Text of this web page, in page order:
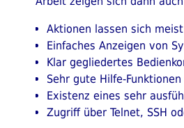
Aktionen lassen sich
Einfaches Anzeigen von
Klar gegliedertes
Sehr gute Hilfe-
Existenz eines sehr
Zugriff über Telnet, SSH